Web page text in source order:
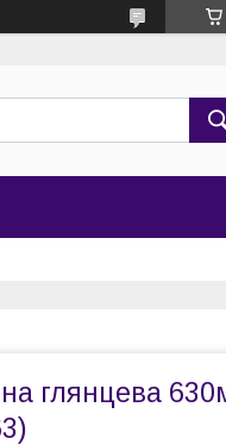
глянцева